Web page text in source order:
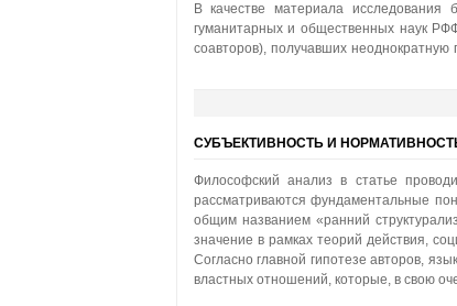
В качестве материала
гуманитарных и общественных наук
соавторов), получавших неоднократную
СУБЪЕКТИВНОСТЬ И
Философский анализ в статье
рассматриваются фундаментальные
общим названием «ранний
значение в рамках теорий действия,
Согласно главной гипотезе авторов,
властных отношений, которые, в свою